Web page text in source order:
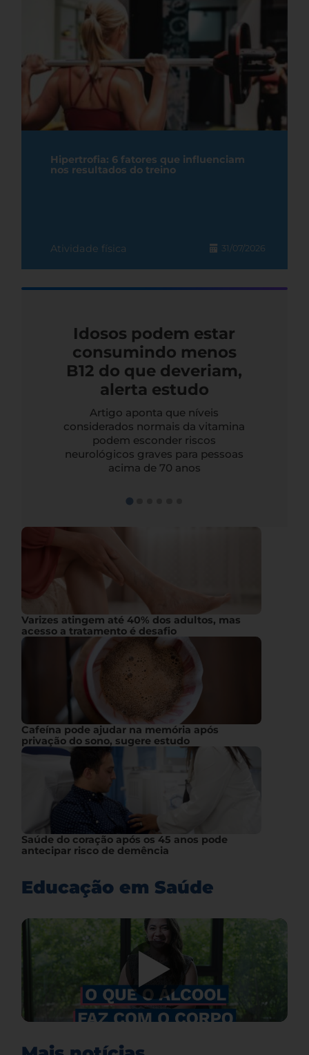
Hipertrofia: 6 fatores que influenciam
nos resultados do treino
Atividade física 31/07/2026
Idosos podem estar
consumindo menos
B12 do que deveriam,
alerta estudo
Artigo aponta que níveis
considerados normais da vitamina
podem esconder riscos
neurológicos graves para pessoas
acima de 70 anos
Varizes atingem até 40% dos adultos, mas
acesso a tratamento é desafio
Cafeína pode ajudar na memória após
privação do sono, sugere estudo
Saúde do coração após os 45 anos pode
antecipar risco de demência
Educação em Saúde